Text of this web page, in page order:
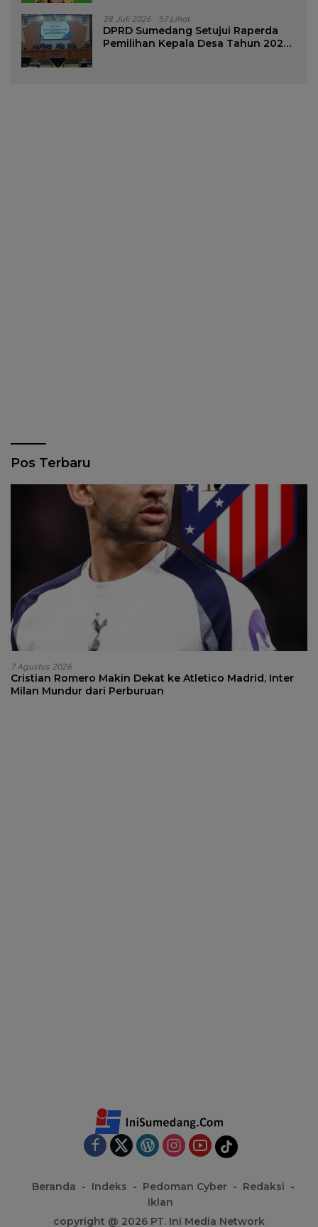
28 Juli 2026 57 Lihat
DPRD Sumedang Setujui Raperda
Pemilihan Kepala Desa Tahun 2026
Pos Terbaru
7 Agustus 2026
Cristian Romero Makin Dekat ke Atletico Madrid, Inter
Milan Mundur dari Perburuan
Beranda Indeks Pedoman Cyber
Redaksi
Iklan
copyright @ 2026 PT. Ini Media Network